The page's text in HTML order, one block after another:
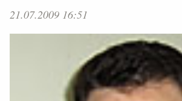
21.07.2009 16:51